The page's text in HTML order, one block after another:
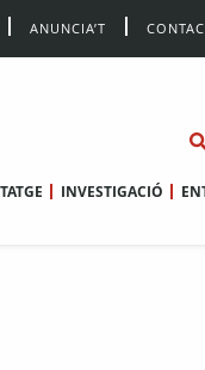
ANUNCIA’T
INVESTIGACIÓ